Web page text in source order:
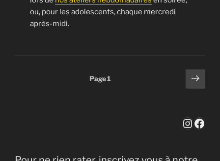
ou, pour les adolescents, chaque mercredi
après-midi.
Page1
Page